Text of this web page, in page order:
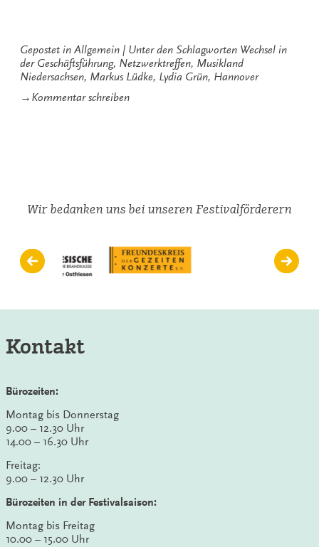
Gepostet in Allgemein Unter den Schlagworten Wechsel in
der Geschäftsführung, Netzwerktreffen, Musikland
Niedersachsen, Markus Lüdke, Lydia Grün, Hannover
→ Kommentar schreibenzu
Wir bedanken uns bei unseren Festivalförderern
Kontakt
Bürozeiten:
Montag bis Donnerstag
9.00 – 12.30 Uhr
14.00 – 16.30 Uhr
Freitag:
9.00 – 12.30 Uhr
Bürozeiten in der Festivalsaison:
Montag bis Freitag
10.00 – 15.00 Uhr